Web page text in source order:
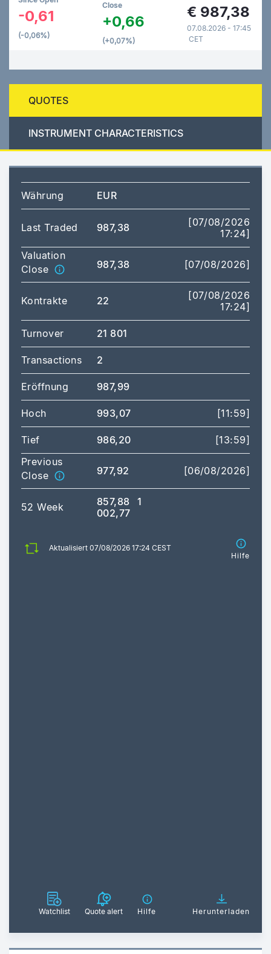
-0,61
(-0,06%)
Close
+0,66
(+0,07%)
€ 987,38
07.08.2026 - 17:45
CET
QUOTES
INSTRUMENT CHARACTERISTICS
Währung EUR
Last Traded 987,38
[07/08/2026
17:24]
Valuation
Close
987,38 [07/08/2026]
Kontrakte 22
[07/08/2026
17:24]
Turnover 21 801
Transactions 2
Eröffnung 987,99
Hoch 993,07 [11:59]
Tief 986,20
[13:59]
Previous
Close
977,92 [06/08/2026]
52 Week 857,88
1
002,77
Aktualisiert 07/08/2026 17:24 CEST
Hilfe
Watchlist Quote alert Hilfe Herunterladen